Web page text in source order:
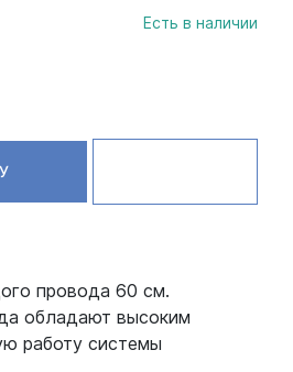
Есть в наличии
провода 60 см.
обладают высоким
работу системы